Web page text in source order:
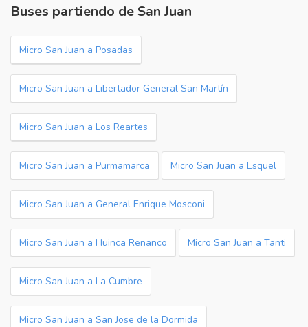
Buses partiendo de San Juan
Micro San Juan a Posadas
Micro San Juan a Libertador General San Martín
Micro San Juan a Los Reartes
Micro San Juan a Purmamarca Micro San Juan a Esquel
Micro San Juan a General Enrique Mosconi
Micro San Juan a Huinca Renanco Micro San Juan a Tanti
Micro San Juan a La Cumbre
Micro San Juan a San Jose de la Dormida